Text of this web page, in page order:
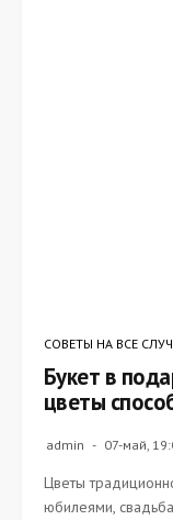
СОВЕТЫ НА ВСЕ
Букет в
цветы
admin 07-май,
Цветы
юбилеями,